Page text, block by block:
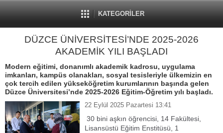
KATEGORİLER
DÜZCE ÜNİVERSİTESİ’NDE 2025-2026
AKADEMİK YILI BAŞLADI
Modern eğitimi, donanımlı akademik kadrosu, uygulama
imkanları, kampüs olanakları, sosyal tesisleriyle ülkemizin en
çok tercih edilen yükseköğretim kurumlarının başında gelen
Düzce Üniversitesi’nde 2025-2026 Eğitim-Öğretim yılı başladı.
22 Eylül 2025 Pazartesi 13:41
30 bini aşkın öğrencisi, 14 Fakültesi,
Lisansüstü Eğitim Enstitüsü, 1